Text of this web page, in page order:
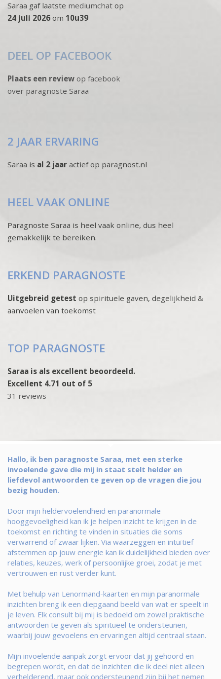
Saraa gaf laatste mediumchat op
24 juli 2026 om 10u39
DEEL OP FACEBOOK
Plaats een review op facebook
over paragnoste Saraa
2 JAAR ERVARING
Saraa is al 2 jaar actief op paragnost.nl
HEEL VAAK ONLINE
Paragnoste Saraa is heel vaak online, dus heel
gemakkelijk te bereiken.
ERKEND PARAGNOSTE
Uitgebreid getest op spirituele gaven, degelijkheid &
aanvoelen van toekomst
TOP PARAGNOSTE
Saraa is als excellent beoordeeld.
Excellent 4.71 out of 5
31 reviews
Hallo, ik ben paragnoste Saraa, met een sterke
invoelende gave die mij in staat stelt helder en
liefdevol antwoorden te geven op de vragen die jou
bezig houden.
Door mijn heldervoelendheid en paranormale
hooggevoeligheid kan ik je helpen inzicht te krijgen in de
toekomst en richting te vinden in situaties die soms
verwarrend of zwaar lijken. Via waarzeggen en intuïtief
afstemmen op jouw energie kan ik duidelijkheid bieden over
relaties, keuzes, werk of persoonlijke groei, zodat je met
vertrouwen en rust verder kunt.
Met behulp van Lenormand-kaarten en mijn paranormale
inzichten breng ik een diepgaand beeld van wat er speelt in
je leven. Elk consult bij mij is bedoeld om zowel praktische
antwoorden te geven als spiritueel te ondersteunen,
waarbij jouw gevoelens en ervaringen altijd centraal staan.
Mijn invoelende aanpak zorgt ervoor dat jij gehoord en
begrepen wordt, en dat de inzichten die ik deel niet alleen
verhelderend, maar ook ondersteunend zijn bij het nemen